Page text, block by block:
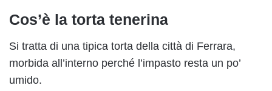
Cos’è la torta tenerina
Si tratta di una tipica torta della città di Ferrara,
morbida all’interno perché l’impasto resta un po’
umido.